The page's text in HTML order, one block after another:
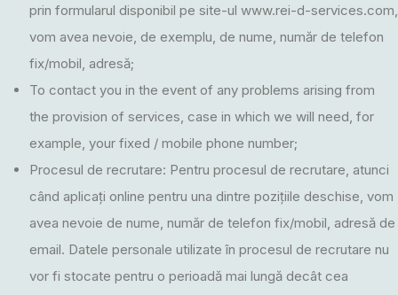
prin formularul disponibil pe site-ul www.rei-d-services.com,
vom avea nevoie, de exemplu, de nume, număr de telefon
fix/mobil, adresă;
To contact you in the event of any problems arising from
the provision of services, case in which we will need, for
example, your fixed / mobile phone number;
Procesul de recrutare: Pentru procesul de recrutare, atunci
când aplicați online pentru una dintre pozițiile deschise, vom
avea nevoie de nume, număr de telefon fix/mobil, adresă de
email. Datele personale utilizate în procesul de recrutare nu
vor fi stocate pentru o perioadă mai lungă decât cea